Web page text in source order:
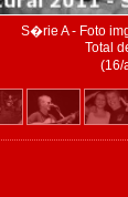
S�rie A - Foto
Total
(16/